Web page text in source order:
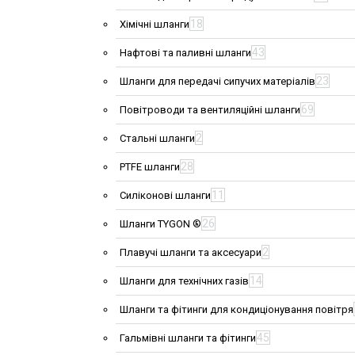
Хімічні шланги 18
Нафтові та паливні шланги43
Шланги для передачі сипучих матеріалів 23
Повітроводи та вентиляційні шланги 69
Стальні шланги 2
PTFE шланги 28
Силіконові шланги 11
Шланги TYGON ® 26
Плавучі шланги та аксесуари 2
Шланги для технічних газів 14
Шланги та фітинги для кондиціонування повітря
Гальмівні шланги та фітинги45